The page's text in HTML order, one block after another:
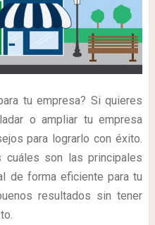
tu empresa? Si quieres
o ampliar tu empresa
para lograrlo con éxito.
cuáles son las principales
de forma eficiente para tu
resultados sin tener